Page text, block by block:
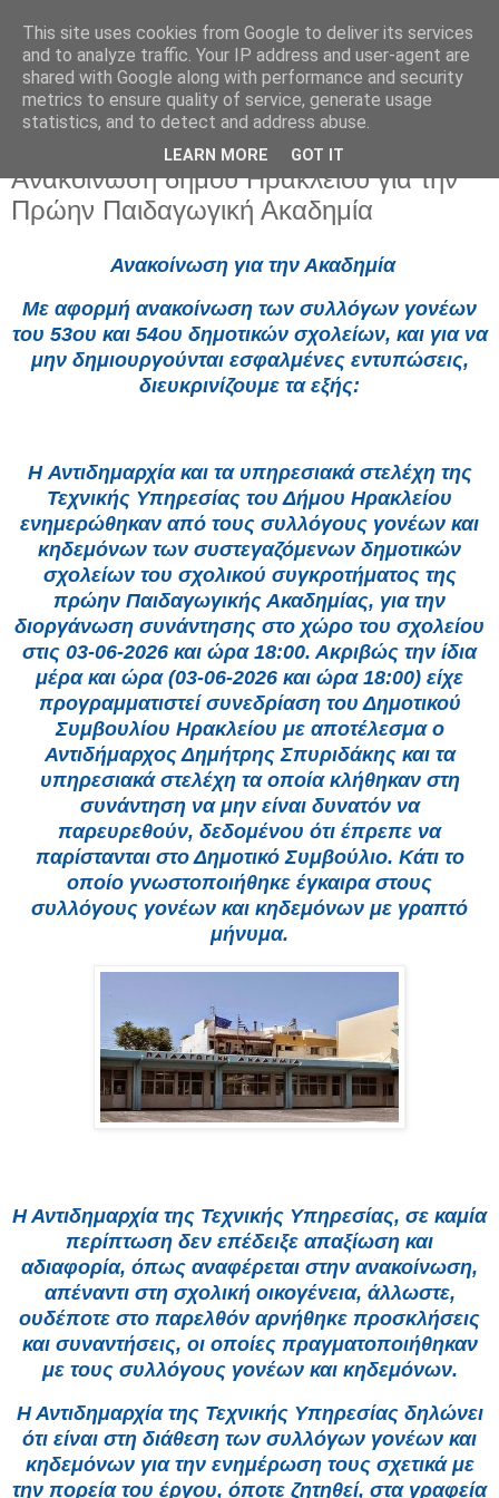
Παρασκευή 5 Ιουνίου 2026
Ανακοίνωση δήμου Ηρακλείου για την
Πρώην Παιδαγωγική Ακαδημία
Ανακοίνωση για την Ακαδημία
Με αφορμή ανακοίνωση των συλλόγων γονέων
του 53ου και 54ου δημοτικών σχολείων, και για να
μην δημιουργούνται εσφαλμένες εντυπώσεις,
διευκρινίζουμε τα εξής:
H Αντιδημαρχία και τα υπηρεσιακά στελέχη της
Τεχνικής Υπηρεσίας του Δήμου Ηρακλείου
ενημερώθηκαν από τους συλλόγους γονέων και
κηδεμόνων των συστεγαζόμενων δημοτικών
σχολείων του σχολικού συγκροτήματος της
πρώην Παιδαγωγικής Ακαδημίας, για την
διοργάνωση συνάντησης στο χώρο του σχολείου
στις 03-06-2026 και ώρα 18:00. Ακριβώς την ίδια
μέρα και ώρα (03-06-2026 και ώρα 18:00) είχε
προγραμματιστεί συνεδρίαση του Δημοτικού
Συμβουλίου Ηρακλείου με αποτέλεσμα ο
Αντιδήμαρχος Δημήτρης Σπυριδάκης και τα
υπηρεσιακά στελέχη τα οποία κλήθηκαν στη
συνάντηση να μην είναι δυνατόν να
παρευρεθούν, δεδομένου ότι έπρεπε να
παρίστανται στο Δημοτικό Συμβούλιο. Κάτι το
οποίο γνωστοποιήθηκε έγκαιρα στους
συλλόγους γονέων και κηδεμόνων με γραπτό
μήνυμα.
Η Αντιδημαρχία της Τεχνικής Υπηρεσίας, σε καμία
περίπτωση δεν επέδειξε απαξίωση και
αδιαφορία, όπως αναφέρεται στην ανακοίνωση,
απέναντι στη σχολική οικογένεια, άλλωστε,
ουδέποτε στο παρελθόν αρνήθηκε προσκλήσεις
και συναντήσεις, οι οποίες πραγματοποιήθηκαν
με τους συλλόγους γονέων και κηδεμόνων.
Η Αντιδημαρχία της Τεχνικής Υπηρεσίας δηλώνει
ότι είναι στη διάθεση των συλλόγων γονέων και
κηδεμόνων για την ενημέρωση τους σχετικά με
την πορεία του έργου, όποτε ζητηθεί, στα γραφεία
This site uses cookies from Google to deliver its services
and to analyze traffic. Your IP address and user-agent are
shared with Google along with performance and security
metrics to ensure quality of service, generate usage
statistics, and to detect and address abuse.
LEARN MORE GOT IT